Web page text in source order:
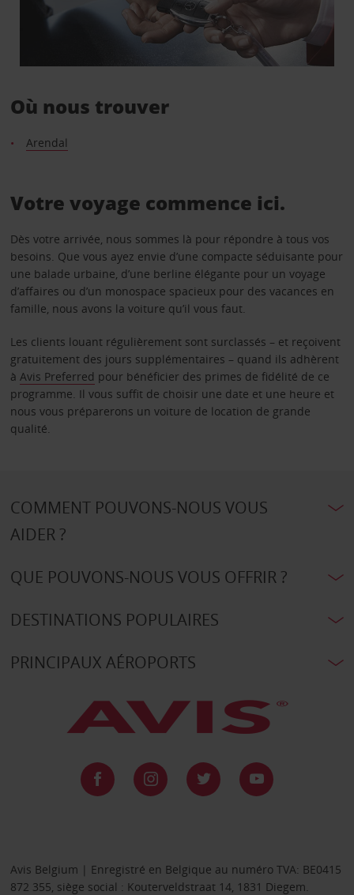
Où nous trouver
Arendal
Votre voyage commence ici.
Dès votre arrivée, nous sommes là pour répondre à tous vos
besoins. Que vous ayez envie d’une compacte séduisante pour
une balade urbaine, d’une berline élégante pour un voyage
d’affaires ou d’un monospace spacieux pour des vacances en
famille, nous avons la voiture qu’il vous faut.
Les clients louant régulièrement sont surclassés – et reçoivent
gratuitement des jours supplémentaires – quand ils adhèrent
à Avis Preferred pour bénéficier des primes de fidélité de ce
programme. Il vous suffit de choisir une date et une heure et
nous vous préparerons un voiture de location de grande
qualité.
COMMENT POUVONS-NOUS VOUS
AIDER ?
QUE POUVONS-NOUS VOUS OFFRIR ?
DESTINATIONS POPULAIRES
PRINCIPAUX AÉROPORTS
Avis Belgium | Enregistré en Belgique au numéro TVA: BE0415
872 355, siège social : Kouterveldstraat 14, 1831 Diegem.